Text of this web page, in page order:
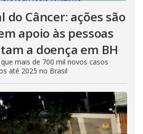
do Câncer: ações são
apoio às pessoas
a doença em BH
mais de 700 mil novos casos
até 2025 no Brasil